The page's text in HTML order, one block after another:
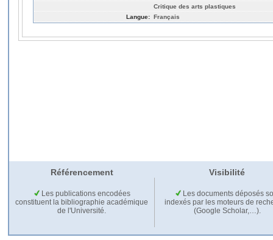
Critique des arts plastiques
Langue: Français
Référencement Visibilité
Les publications encodées
constituent la bibliographie académique
de l'Université.
Les documents déposés
indexés par les moteurs de
(Google Scholar,…).